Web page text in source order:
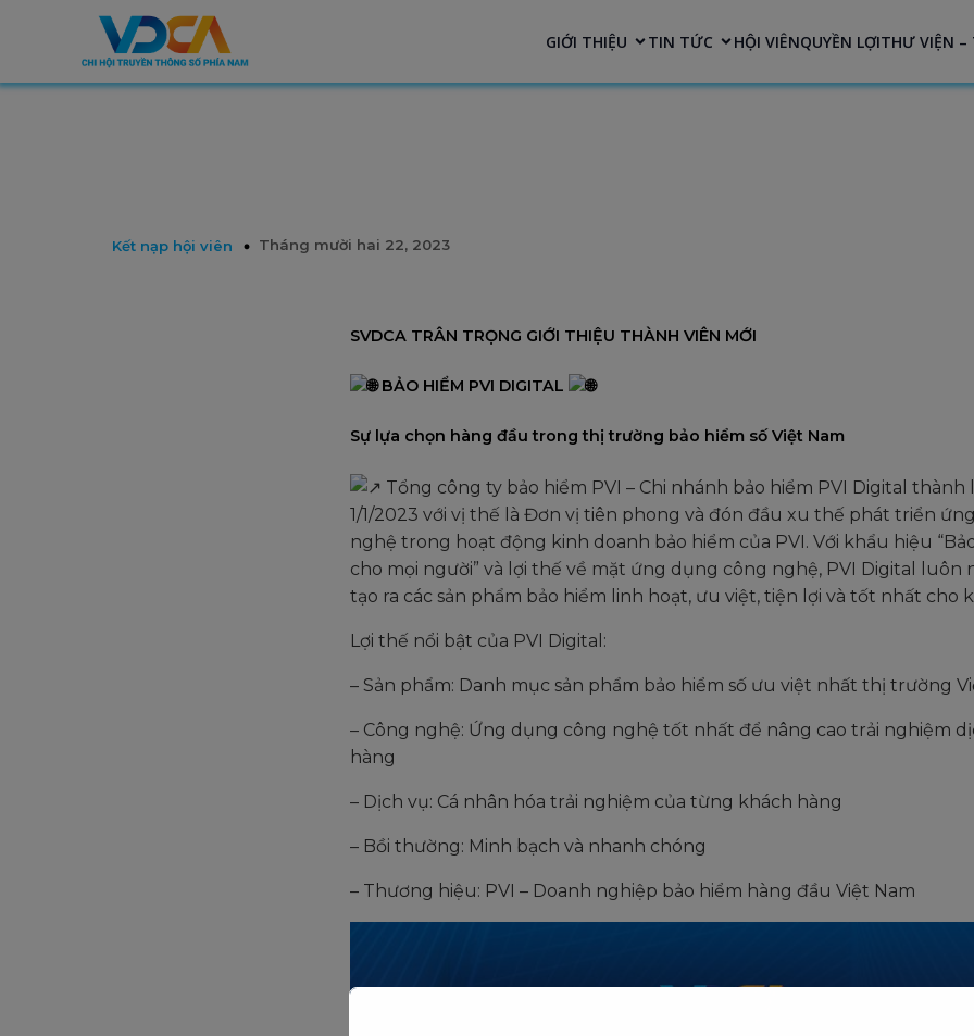
GIỚI THIỆU TIN TỨC HỘI VIÊNQUYỀN LỢITHƯ VIỆN –
Kết nạp hội viên Tháng mười hai 22, 2023
SVDCA TRÂN TRỌNG GIỚI THIỆU THÀNH VIÊN MỚI
BẢO HIỂM PVI DIGITAL
Sự lựa chọn hàng đầu trong thị trường bảo hiểm số Việt Nam
Tổng công ty bảo hiểm PVI – Chi nhánh bảo hiểm PVI Digital thành
1/1/2023 với vị thế là Đơn vị tiên phong và đón đầu xu thế phát triển
nghệ trong hoạt động kinh doanh bảo hiểm của PVI. Với khẩu hiệu
cho mọi người” và lợi thế về mặt ứng dụng công nghệ, PVI Digital luôn
tạo ra các sản phẩm bảo hiểm linh hoạt, ưu việt, tiện lợi và tốt nhất cho
Lợi thế nổi bật của PVI Digital:
– Sản phẩm: Danh mục sản phẩm bảo hiểm số ưu việt nhất thị trường
– Công nghệ: Ứng dụng công nghệ tốt nhất để nâng cao trải nghiệm
hàng
– Dịch vụ: Cá nhân hóa trải nghiệm của từng khách hàng
– Bồi thường: Minh bạch và nhanh chóng
– Thương hiệu: PVI – Doanh nghiệp bảo hiểm hàng đầu Việt Nam